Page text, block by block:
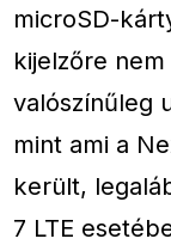
microSD-
kijelzőre
valószínűleg
mint ami a
került,
7 LTE